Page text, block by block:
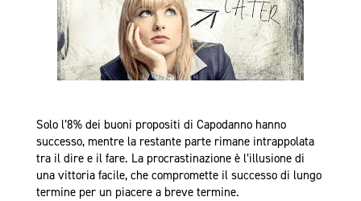
Solo l’8% dei buoni propositi di Capodanno hanno
successo, mentre la restante parte rimane intrappolata
tra il dire e il fare. La procrastinazione è l’illusione di
una vittoria facile, che compromette il successo di lungo
termine per un piacere a breve termine.